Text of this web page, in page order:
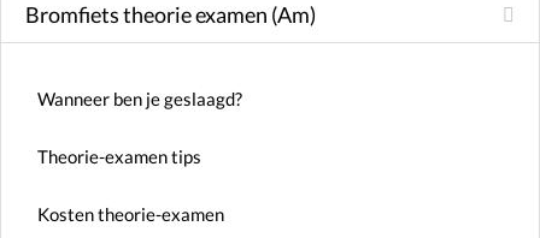
Bromfiets theorie examen (Am)
Wanneer ben je geslaagd?
Theorie-examen tips
Kosten theorie-examen